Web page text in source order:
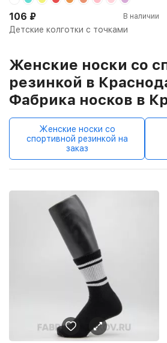
Детские колготки с точками
106 ₽ В наличии
Женские носки со
резинкой в
Фабрика носков в
Женские носки со
спортивной резинкой на
заказ